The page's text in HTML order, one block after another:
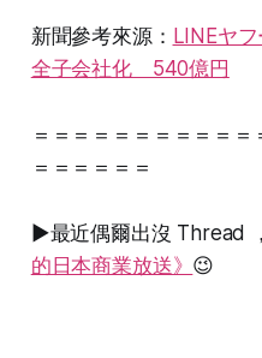
新聞參考來源： LINEヤ
全子会社化 540億円
＝＝＝＝＝＝＝＝＝＝
＝＝＝＝＝＝
▶最近偶爾出沒 Thread
的日本商業放送》 😉